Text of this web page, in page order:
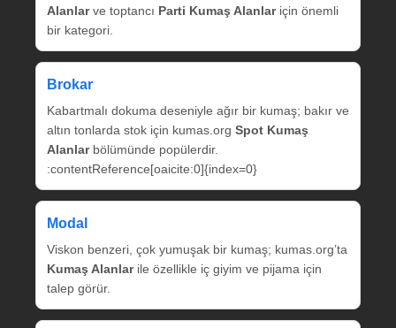
Alanlarve toptancı Parti Kumaş Alanlariçin önemli
bir kategori.
Brokar
Kabartmalı dokuma deseniyle ağır bir kumaş; bakır ve
altın tonlarda stok için kumas.org Spot Kumaş
Alanlarbölümünde popülerdir.
:contentReference[oaicite:0]{index=0}
Modal
Viskon benzeri, çok yumuşak bir kumaş; kumas.org’ta
Kumaş Alanlarile özellikle iç giyim ve pijama için
talep görür.